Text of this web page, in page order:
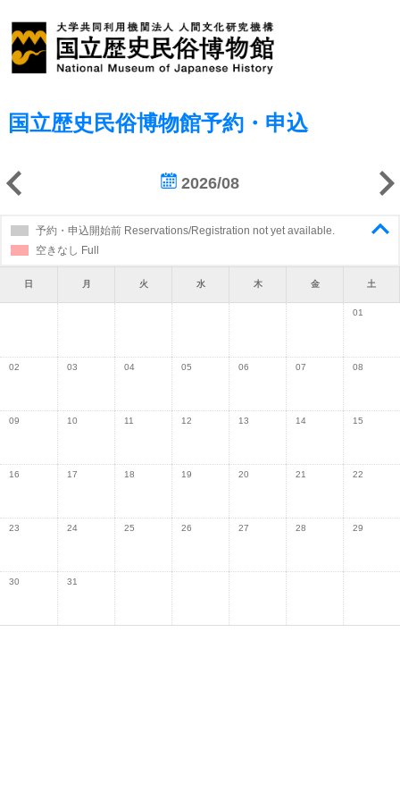
国立歴史民俗博物館予約・申込
2026/08
予約・申込開始前 Reservations/Registration not yet available.
空きなし Full
日 月 火 水 木 金 土
01
02 03 04 05 06 07 08
09 10 11 12 13 14 15
16 17 18 19 20 21 22
23 24 25 26 27 28 29
30 31